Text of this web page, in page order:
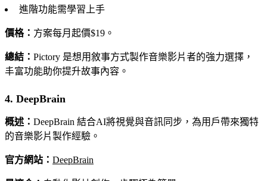
進階功能需學習上手
價格： 方案每月起價$19。
總結： Pictory 是想用敘事方式製作音樂影片者的強力選擇，
丰富功能助你提升故事內容。
4. DeepBrain
概述： DeepBrain 結合AI將視覺與音訊同步，為用戶帶來獨特
的音樂影片製作經驗。
官方網站： DeepBrain